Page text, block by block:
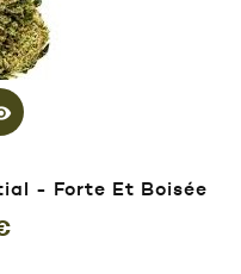
- Forte Et Boisée
Prix